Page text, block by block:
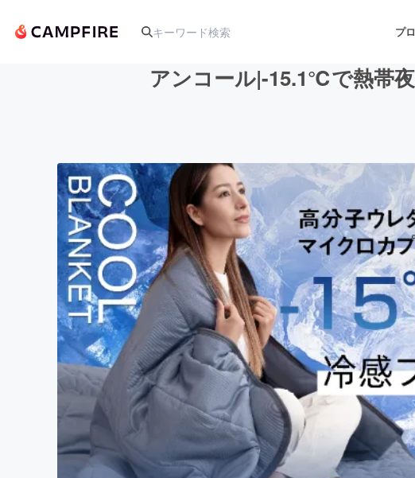
プ
アート・写真 音楽
テクノロジー・ガジェット ゲーム
映像・映画 書籍・
ビジネス・起業 チャレ
まちづくり・地域活性化
アンコール|-15.1℃で熱帯